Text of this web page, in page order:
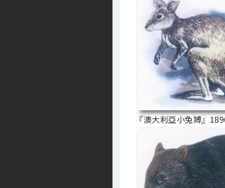
『澳大利亞小兔猼』